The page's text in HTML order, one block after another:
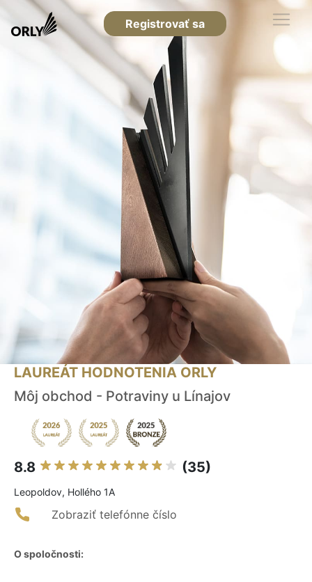
Registrovať sa
LAUREÁT HODNOTENIA ORLY
Môj obchod - Potraviny u Línajov
8.8 (35)
Leopoldov, Hollého 1A
Zobraziť telefónne číslo
O spoločnosti: